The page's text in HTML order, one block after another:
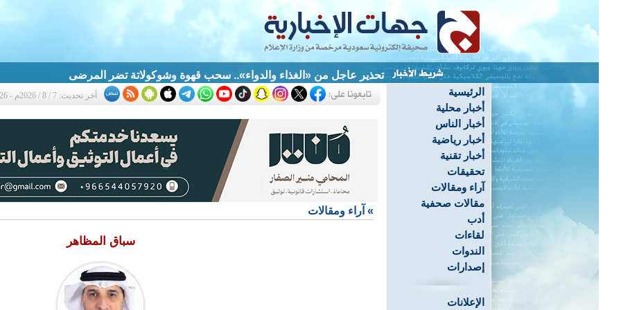
تحذير عاجل من «الغذاء والدواء».. سحب قهوة وشوكولاتة تضر المرضى
الرئيسية
أخبار محلية
أخبار الناس
أخبار رياضية
أخبار تقنية
تحقيقات
آراء ومقالات
مقالات صحفية
أدب
لقاءات
الندوات
إصدارات
الإعلانات
آخر تحديث: 7 / 8 / 2026م - 12:26 ص
» آراء ومقالات
سباق المظاهر